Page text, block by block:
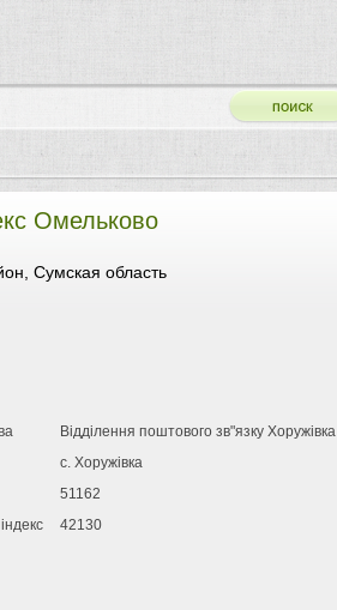
Омельково
Сумская область
Відділення поштового зв"язку Хоружівка
с. Хоружівка
51162
42130